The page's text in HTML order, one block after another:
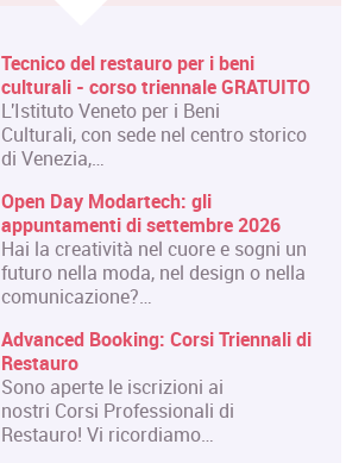
Tecnico del restauro per i beni
culturali - corso triennale GRATUITO
L'Istituto Veneto per i Beni
Culturali, con sede nel centro storico
di Venezia,…
Open Day Modartech: gli
appuntamenti di settembre 2026
Hai la creatività nel cuore e sogni un
futuro nella moda, nel design o nella
comunicazione?…
Advanced Booking: Corsi Triennali di
Restauro
Sono aperte le iscrizioni ai
nostri Corsi Professionali di
Restauro! Vi ricordiamo…